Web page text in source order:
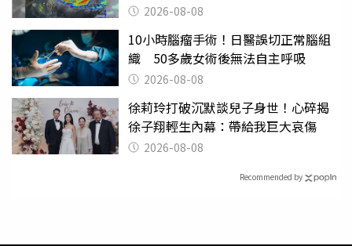
2026-08-08
10小時腦瘤手術！日醫誤切正常腦組
織 50多歲女術後無法自主呼吸
2026-08-08
徐莉玲打破沉默談兒子身世！心碎揭
徐子翔輕生內幕：帶給我巨大哀傷
2026-08-08
Recommended by